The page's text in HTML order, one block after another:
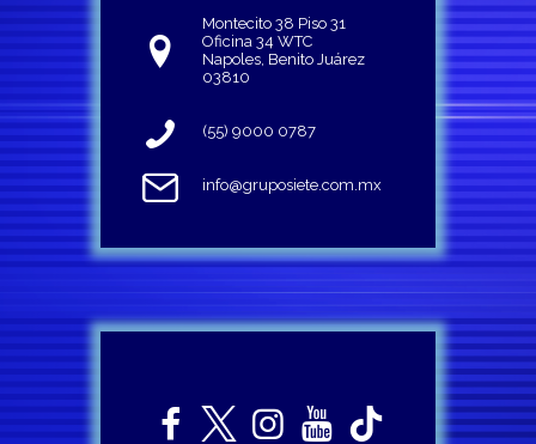
Montecito 38 Piso 31
Oficina 34 WTC
Napoles, Benito Juárez
03810
(55) 9000 0787
info@gruposiete.com.mx